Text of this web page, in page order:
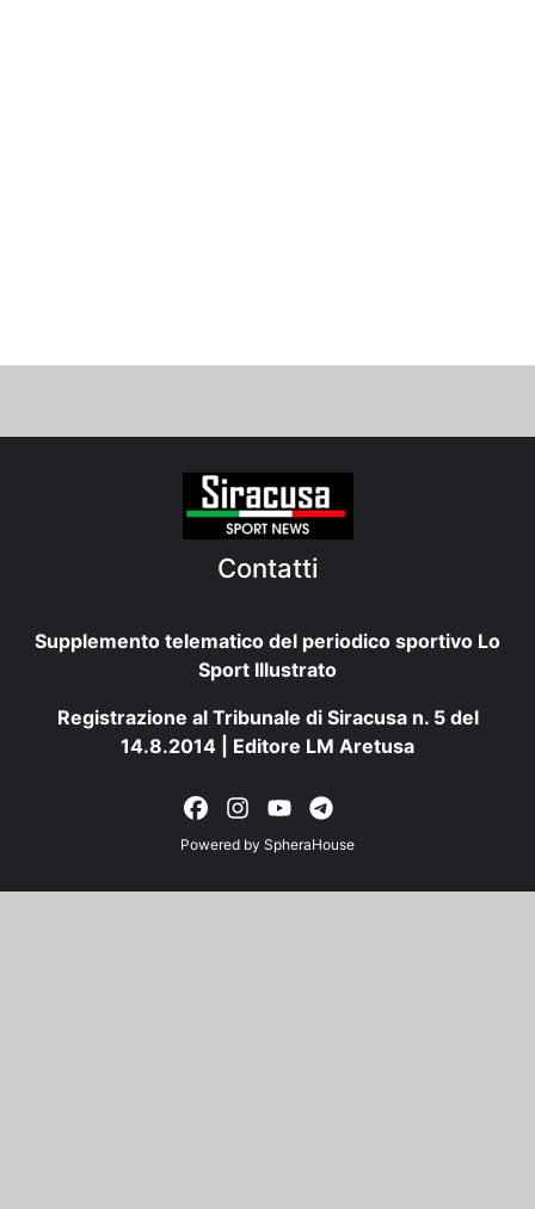
Contatti
Supplemento telematico del periodico sportivo Lo
Sport Illustrato
Registrazione al Tribunale di Siracusa n. 5 del
14.8.2014 | Editore LM Aretusa
Powered by SpheraHouse